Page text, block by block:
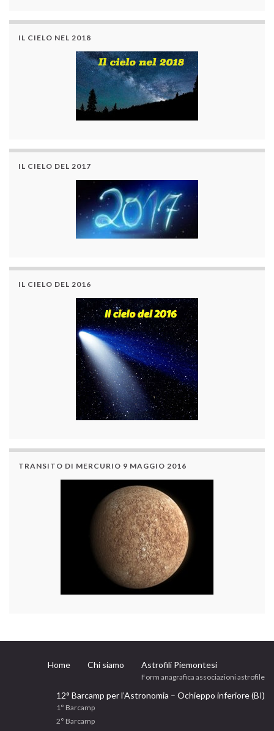
IL CIELO NEL 2018
IL CIELO DEL 2017
IL CIELO DEL 2016
TRANSITO DI MERCURIO 9 MAGGIO 2016
Home Chi siamo Astrofili Piemontesi
Form anagrafica associazioni astrofile
12° Barcamp per l’Astronomia – Ochieppo inferiore (BI)
1° Barcamp
2° Barcamp